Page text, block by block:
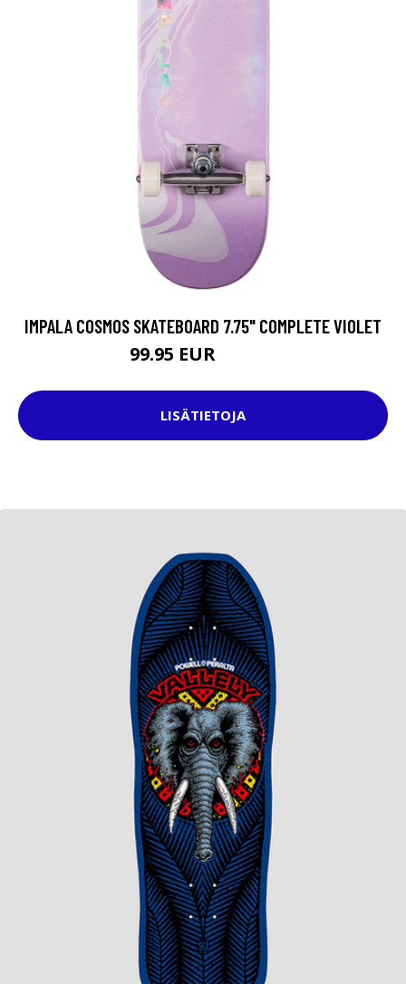
IMPALA COSMOS SKATEBOARD 7.75" COMPLETE VIOLET
99.95 EUR
LISÄTIETOJA